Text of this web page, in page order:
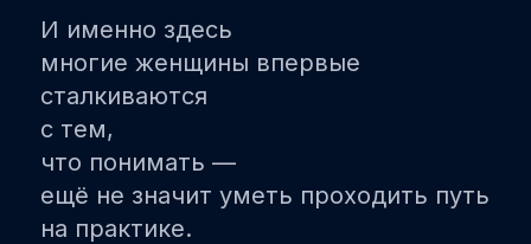
И именно здесь
многие женщины впервые
сталкиваются
с тем,
что понимать —
ещё не значит уметь проходить путь
на практике.